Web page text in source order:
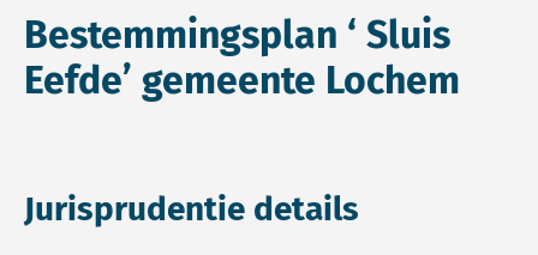
Bestemmingsplan ‘ Sluis
Eefde’ gemeente Lochem
Jurisprudentie details